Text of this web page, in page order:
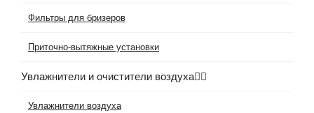
Фильтры для бризеров
Приточно-вытяжные установки
Увлажнители и очистители воздуха
Увлажнители воздуха